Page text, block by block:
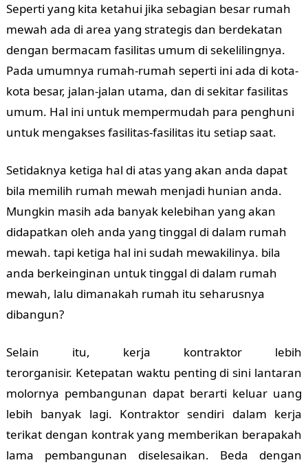
Seperti yang kita ketahui jika sebagian besar rumah
mewah ada di area yang strategis dan berdekatan
dengan bermacam fasilitas umum di sekelilingnya.
Pada umumnya rumah-rumah seperti ini ada di kota-
kota besar, jalan-jalan utama, dan di sekitar fasilitas
umum. Hal ini untuk mempermudah para penghuni
untuk mengakses fasilitas-fasilitas itu setiap saat.
Setidaknya ketiga hal di atas yang akan anda dapat
bila memilih rumah mewah menjadi hunian anda.
Mungkin masih ada banyak kelebihan yang akan
didapatkan oleh anda yang tinggal di dalam rumah
mewah. tapi ketiga hal ini sudah mewakilinya. bila
anda berkeinginan untuk tinggal di dalam rumah
mewah, lalu dimanakah rumah itu seharusnya
dibangun?
Selain itu, kerja kontraktor lebih
terorganisir. Ketepatan waktu penting di sini lantaran
molornya pembangunan dapat berarti keluar uang
lebih banyak lagi. Kontraktor sendiri dalam kerja
terikat dengan kontrak yang memberikan berapakah
lama pembangunan diselesaikan. Beda dengan